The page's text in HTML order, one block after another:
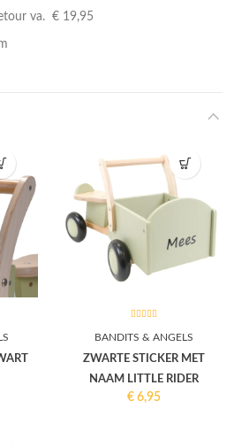
va. € 19,95
BANDITS & ANGELS
ZWARTE STICKER MET
NAAM LITTLE RIDER
€ 6,95